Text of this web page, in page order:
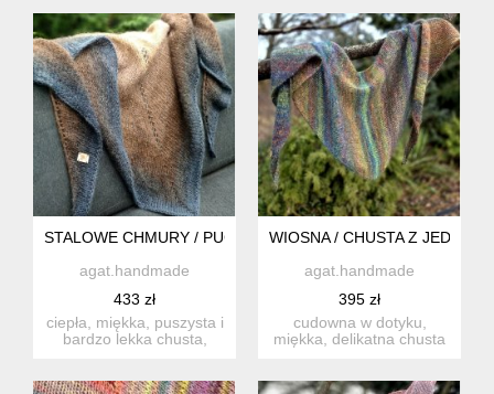
STALOWE CHMURY / PUCHATA
agat.handmade
433 zł
ciepła, miękka, puszysta i
bardzo lekka chusta,
WIOSNA / CHUSTA Z
agat.handmade
395 zł
cudowna w dotyku,
miękka, delikatna chusta